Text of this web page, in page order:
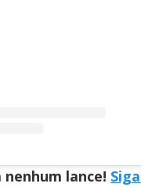
nenhum lance!